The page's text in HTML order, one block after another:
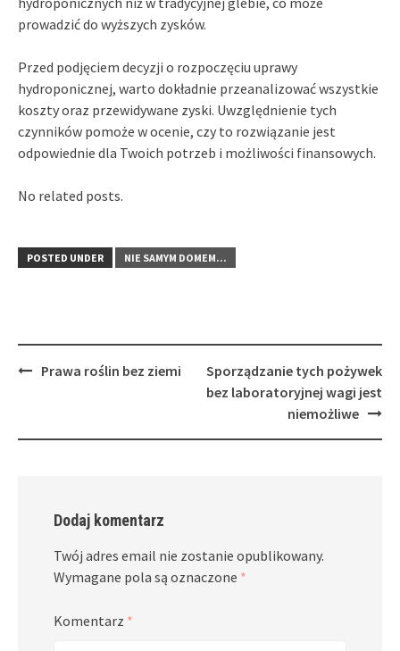
prowadzić do wyższych zysków.
Przed podjęciem decyzji o rozpoczęciu uprawy
hydroponicznej, warto dokładnie przeanalizować wszystkie
koszty oraz przewidywane zyski. Uwzględnienie tych
czynników pomoże w ocenie, czy to rozwiązanie jest
odpowiednie dla Twoich potrzeb i możliwości finansowych.
No related posts.
POSTED UNDER NIE SAMYM DOMEM...
PostPrawa roślin bez ziemi
Sporządzanie tych pożywek
bez laboratoryjnej wagi jest
niemożliwe
Dodaj komentarz
Twój adres email nie zostanie opublikowany.
Wymagane pola są oznaczone *
Komentarz *